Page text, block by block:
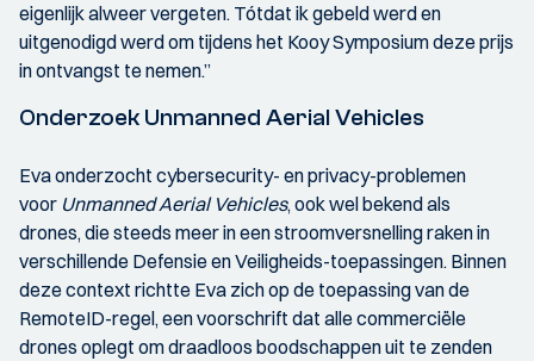
eigenlijk alweer vergeten. Tótdat ik gebeld werd en
uitgenodigd werd om tijdens het Kooy Symposium deze prijs
in ontvangst te nemen.”
Onderzoek Unmanned Aerial Vehicles
Eva onderzocht cybersecurity- en privacy-problemen
voor Unmanned Aerial Vehicles, ook wel bekend als
drones, die steeds meer in een stroomversnelling raken in
verschillende Defensie en Veiligheids-toepassingen. Binnen
deze context richtte Eva zich op de toepassing van de
RemoteID-regel, een voorschrift dat alle commerciële
drones oplegt om draadloos boodschappen uit te zenden